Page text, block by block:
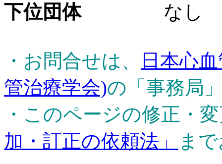
下位団体なし
・お問合せは、
日本心
管治療学会)の「事務局
・このページの修正・
加・訂正の依頼法」
ま